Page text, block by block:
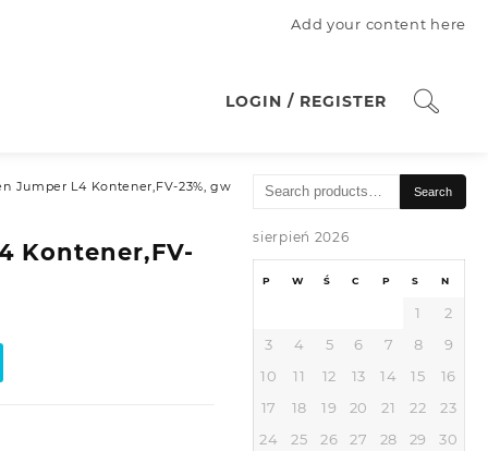
Add your content here
LOGIN / REGISTER
Jumper L4 Kontener,FV-23%, gw
Kontener,FV-
Search
Search
sierpień 2026
P W Ś C P S N
1
2
3
4 5 6 7 8
9
10
11 12 13 14 15
16
17
18 19 20 21 22
23
24
25 26 27 28 29
30